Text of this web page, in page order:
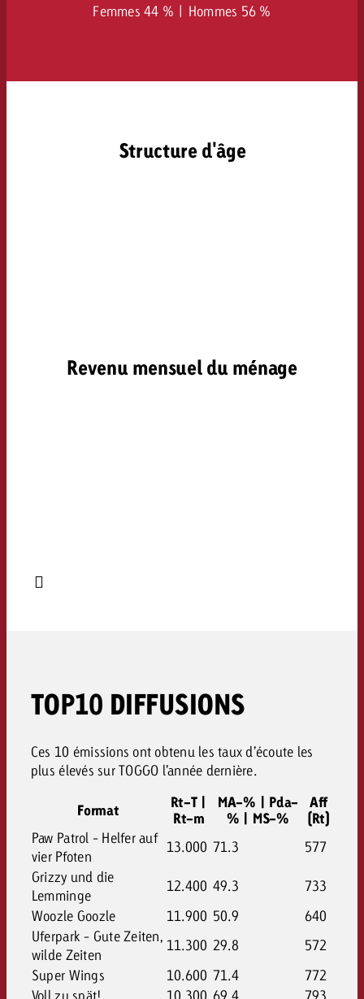
Femmes 44 % | Hommes 56 %
Structure d'âge
Revenu mensuel du ménage
TOP10 DIFFUSIONS
Ces 10 émissions ont obtenu les taux d’écoute les
plus élevés sur TOGGO l’année dernière.
Format
Rt-T |
Rt-m
MA-% | Pda-
% | MS-%
Aff
(Rt)
Paw Patrol - Helfer auf
vier Pfoten
13.000 71.3
577
Grizzy und die
Lemminge
12.400 49.3
733
Woozle Goozle
11.900 50.9
640
Uferpark - Gute Zeiten,
wilde Zeiten
11.300 29.8
572
Super Wings
10.600 71.4
772
Voll zu spät!
10.300 69.4
793